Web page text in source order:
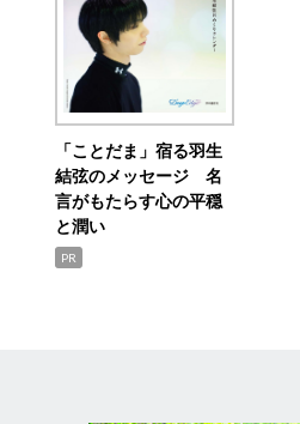
「ことだま」宿る羽生
結弦のメッセージ 名
言がもたらす心の平穏
と潤い
PR